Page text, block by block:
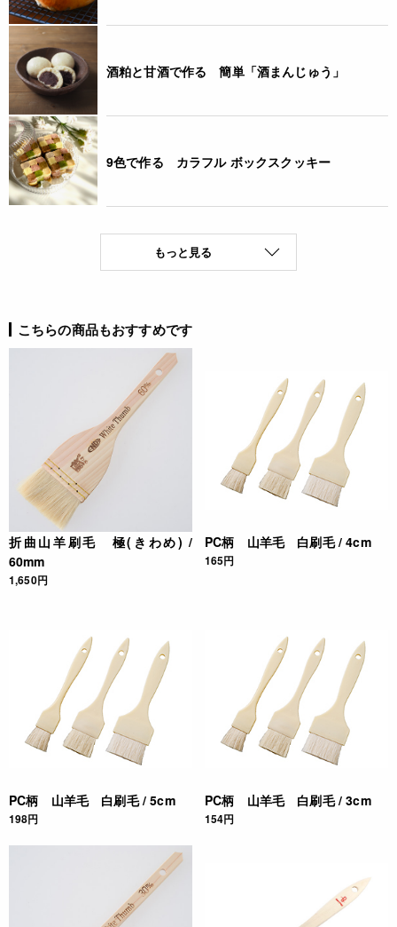
酒粕と甘酒で作る 簡単「酒まんじゅう」
9色で作る カラフル ボックスクッキー
もっと見る
こちらの商品もおすすめです
折曲山羊刷毛 極(きわめ) /
60mm
1,650円
PC柄 山羊毛 白刷毛 / 4cm
165円
PC柄 山羊毛 白刷毛 / 5cm
198円
PC柄 山羊毛 白刷毛 / 3cm
154円